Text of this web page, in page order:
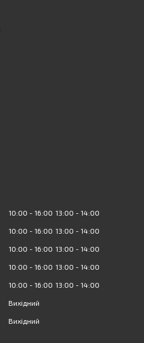
10:00 16:00 13:00 14:00
10:00 16:00 13:00 14:00
10:00 16:00 13:00 14:00
10:00 16:00 13:00 14:00
10:00 16:00 13:00 14:00
Вихідний
Вихідний